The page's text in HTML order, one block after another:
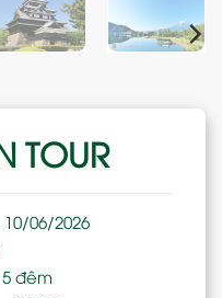
TOUR
10/06/2026
đêm